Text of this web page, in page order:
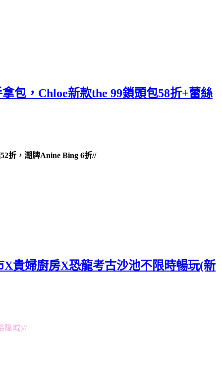
包，Chloe新款the 99鎖頭包58折+蕾絲
折，潮牌Anine Bing 6折//
貴婦廚房X恐龍考古沙池不限時暢玩(新
隆城)//